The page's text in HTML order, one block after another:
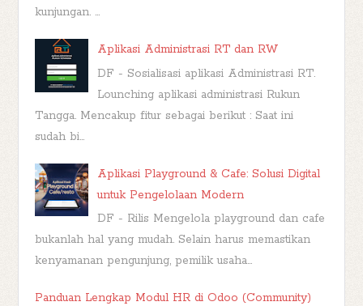
kunjungan. ...
Aplikasi Administrasi RT dan RW
DF - Sosialisasi aplikasi Administrasi RT.
Lounching aplikasi administrasi Rukun
Tangga. Mencakup fitur sebagai berikut : Saat ini
sudah bi...
Aplikasi Playground & Cafe: Solusi Digital
untuk Pengelolaan Modern
DF - Rilis Mengelola playground dan cafe
bukanlah hal yang mudah. Selain harus memastikan
kenyamanan pengunjung, pemilik usaha...
Panduan Lengkap Modul HR di Odoo (Community)